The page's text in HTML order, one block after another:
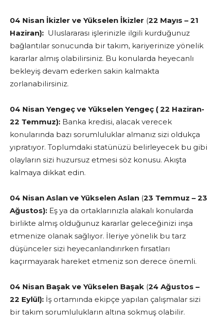
04 Nisan İkizler ve Yükselen İkizler (22 Mayıs – 21
Haziran): Uluslararası işlerinizle ilgili kurduğunuz
bağlantılar sonucunda bir takım, kariyerinize yönelik
kararlar almış olabilirsiniz. Bu konularda heyecanlı
bekleyiş devam ederken sakin kalmakta
zorlanabilirsiniz.
04 Nisan Yengeç ve Yükselen Yengeç ( 22 Haziran-
22 Temmuz): Banka kredisi, alacak verecek
konularında bazı sorumluluklar almanız sizi oldukça
yıpratıyor. Toplumdaki statünüzü belirleyecek bu gibi
olayların sizi huzursuz etmesi söz konusu. Akışta
kalmaya dikkat edin.
04 Nisan Aslan ve Yükselen Aslan (23 Temmuz – 23
Ağustos): Eş ya da ortaklarınızla alakalı konularda
birlikte almış olduğunuz kararlar geleceğinizi inşa
etmenize olanak sağlıyor. İleriye yönelik bu tarz
düşünceler sizi heyecanlandırırken fırsatları
kaçırmayarak hareket etmeniz son derece önemli.
04 Nisan Başak ve Yükselen Başak (24 Ağustos –
22 Eylül): İş ortamında ekipçe yapılan çalışmalar sizi
bir takım sorumlulukların altına sokmuş olabilir.